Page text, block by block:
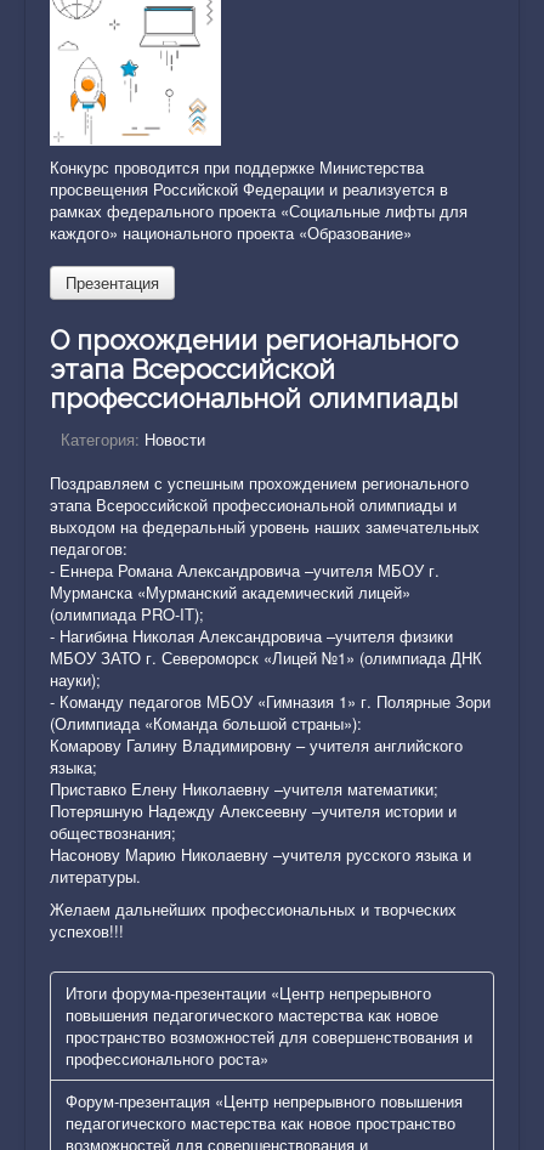
Конкурс проводится при поддержке Министерства
просвещения Российской Федерации и реализуется в
рамках федерального проекта «Социальные лифты для
каждого» национального проекта «Образование»
Презентация
О прохождении регионального
этапа Всероссийской
профессиональной олимпиады
Категория: Новости
Поздравляем с успешным прохождением регионального
этапа Всероссийской профессиональной олимпиады и
выходом на федеральный уровень наших замечательных
педагогов:
- Еннера Романа Александровича –учителя МБОУ г.
Мурманска «Мурманский академический лицей»
(олимпиада PRO-IT);
- Нагибина Николая Александровича –учителя физики
МБОУ ЗАТО г. Североморск «Лицей №1» (олимпиада ДНК
науки);
- Команду педагогов МБОУ «Гимназия 1» г. Полярные Зори
(Олимпиада «Команда большой страны»):
Комарову Галину Владимировну – учителя английского
языка;
Приставко Елену Николаевну –учителя математики;
Потеряшную Надежду Алексеевну –учителя истории и
обществознания;
Насонову Марию Николаевну –учителя русского языка и
литературы.
Желаем дальнейших профессиональных и творческих
успехов!!!
Итоги форума-презентации «Центр непрерывного
повышения педагогического мастерства как новое
пространство возможностей для совершенствования и
профессионального роста»
Форум-презентация «Центр непрерывного повышения
педагогического мастерства как новое пространство
возможностей для совершенствования и